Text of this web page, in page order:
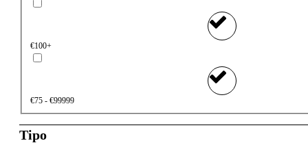
€100+
€75 - €99999
Tipo